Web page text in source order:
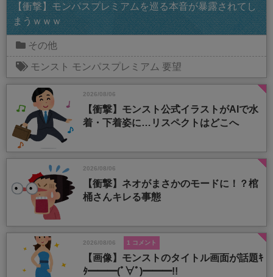
【衝撃】モンパスプレミアムを巡る本音が暴露されてし
まうｗｗｗ
その他
モンスト モンパスプレミアム 要望
2026/08/06
【衝撃】モンスト公式イラストがAIで水
着・下着姿に…リスペクトはどこへ
2026/08/06
【衝撃】ネオがまさかのモードに！？棺
桶さんキレる事態
2026/08/06 1 コメント
【画像】モンストのタイトル画面が話題ｷ
ﾀ━━━(ﾟ∀ﾟ)━━━!!